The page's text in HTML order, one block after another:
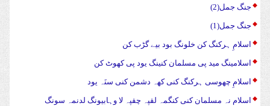
جنگ جمل(2)
جنگ جمل(1)
اسلامِ ہرکنگ کن خلونگ بود بیے گڑب کن
اسلامینگ مید پی مسلمان کنینگ یود پی کھوٹ کن
اسلامِ چھوسی ہرکنگ کنی کھہ دشمن کنی سنَہ یود
اسلام نہ مسلمان کنی کنگمہ لقپہ چقپہ لا وہابیونگ لدنمہ سونگ